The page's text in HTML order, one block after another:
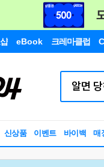
eBook 크레마클럽
신상품 이벤트 바이백 매